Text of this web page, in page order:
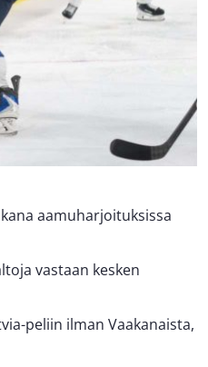
aamuharjoituksissa
vastaan kesken
peliin ilman Vaakanaista,